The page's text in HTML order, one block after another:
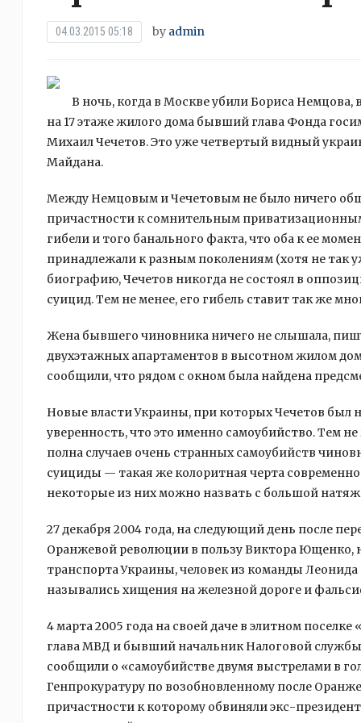
04.03.2015 05:18 by admin
В ночь, когда в Москве убили Бориса
на 17 этаже жилого дома бывший глава Фонда
Михаил Чечетов. Это уже четвертый видный
Майдана.
Между Немцовым и Чечетовым не было ничего
причастности к сомнительным
гибели и того банального факта, что оба к ее
принадлежали к разным поколениям (хотя не так
биографию, Чечетов никогда не состоял в
суицид. Тем не менее, его гибель ставит так же
Жена бывшего чиновника ничего не слышала,
двухэтажных апартаментов в высотном жилом
сообщили, что рядом с окном была найдена
Новые власти Украины, при которых Чечетов был
уверенность, что это именно самоубийство. Тем
полна случаев очень странных самоубийств
суициды — такая же колоритная черта
некоторые из них можно назвать с большой
27 декабря 2004 года, на следующий день после
Оранжевой революции в пользу Виктора Ющенко,
транспорта Украины, человек из команды
назывались хищения на железной дороге и
4 марта 2005 года на своей даче в элитном
глава МВД и бывший начальник Налоговой
сообщили о «самоубийстве двумя выстрелами в
Генпрокуратуру по возобновленному после
причастности к которому обвиняли экс-